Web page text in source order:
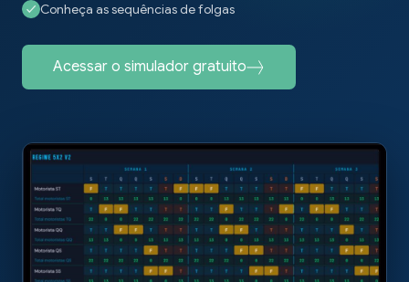
Conheça as sequências de folgas
Acessar o simulador gratuito